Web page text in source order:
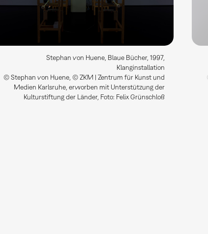
Stephan von Huene, Blaue Bücher, 1997,
Klanginstallation
© Stephan von Huene, © ZKM | Zentrum für Kunst und
Medien Karlsruhe, erworben mit Unterstützung der
Kulturstiftung der Länder, Foto: Felix Grünschloß